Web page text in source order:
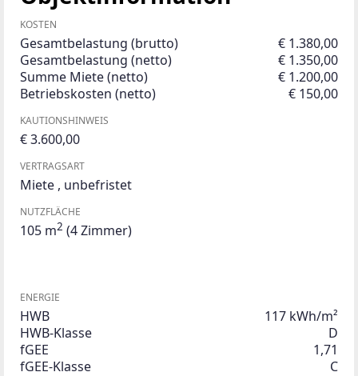
KOSTEN
Gesamtbelastung (brutto)
€ 1.380,00
Gesamtbelastung (netto)
€ 1.350,00
Summe Miete (netto)
€ 1.200,00
Betriebskosten (netto)
€ 150,00
KAUTIONSHINWEIS
€ 3.600,00
VERTRAGSART
Miete , unbefristet
NUTZFLÄCHE
105 m2 (4 Zimmer)
ENERGIE
HWB
117 kWh/m²
HWB-Klasse
D
fGEE
1,71
fGEE-Klasse
C